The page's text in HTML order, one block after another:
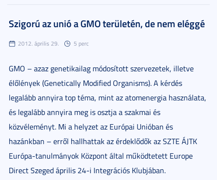
Szigorú az unió a GMO területén, de nem eléggé
2012. április 29. 5 perc
GMO – azaz genetikailag módosított szervezetek, illetve
élőlények (Genetically Modified Organisms). A kérdés
legalább annyira top téma, mint az atomenergia használata,
és legalább annyira meg is osztja a szakmai és
közvéleményt. Mi a helyzet az Európai Unióban és
hazánkban – erről hallhattak az érdeklődők az SZTE ÁJTK
Európa-tanulmányok Központ által működtetett Europe
Direct Szeged április 24-i Integrációs Klubjában.